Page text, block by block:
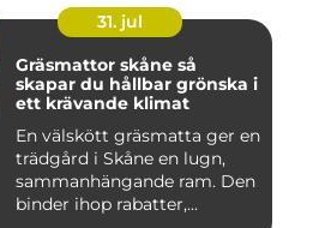
31. jul
Gräsmattor skåne så
skapar du hållbar grönska i
ett krävande klimat
En välskött gräsmatta ger en
trädgård i Skåne en lugn,
sammanhängande ram. Den
binder ihop rabatter,...